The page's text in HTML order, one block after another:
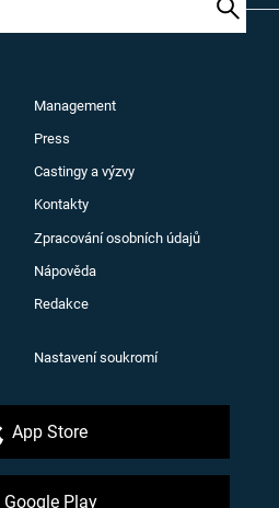
Management
Press
Castingy a výzvy
Kontakty
Zpracování osobních údajů
Nápověda
Redakce
Nastavení soukromí
App Store
Google Play